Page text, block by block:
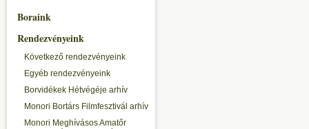
Boraink
Rendezvényeink
Következő rendezvényeink
Egyéb rendezvényeink
Borvidékek Hétvégéje arhív
Monori Bortárs Filmfesztivál arhív
Monori Meghívásos Amatőr